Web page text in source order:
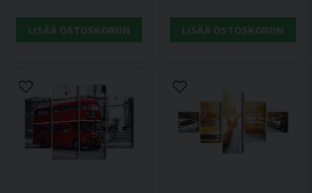
LISÄÄ OSTOSKORIIN LISÄÄ OSTOSKORIIN